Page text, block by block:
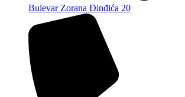
Bulevar Zorana Đinđića 20